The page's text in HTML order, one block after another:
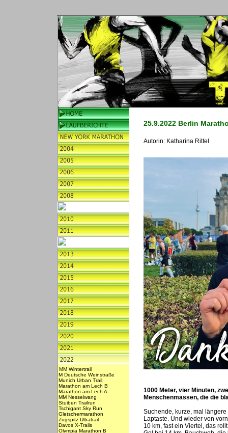
25.9.2022 Berlin
Autorin: Katharina Rittel
MM Wintertrail
M Deutsche Weinstraße
Munich Urban Trail
Marathon am Lech B
Marathon am Lech A
MM Nesselwang
Stuiben Trailrun
Tschigant Sky Run
Gletschermarathon
Zugspitz Ultratrail
Davos X-Trails
Olympia Marathon B
1000 Meter, vier Minuten,
Menschenmassen, die die
Suchende, kurze, mal
Laptaste. Und wieder von
10 km, fast ein Viertel, das